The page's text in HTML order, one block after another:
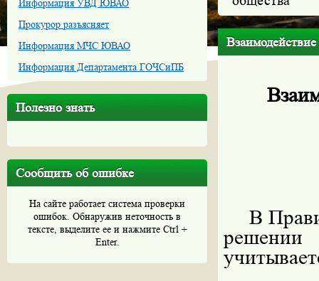
Информация УВД ЮВАО
Прокурор разъясняет
Информация МЧС ЮВАО
Информация Департамента ГОЧСиПБ
Полезно знать
Сообщить об ошибке
На сайте работает система проверки
ошибок. Обнаружив неточность в
тексте, выделите ее и нажмите Ctrl +
Enter.
В
решении